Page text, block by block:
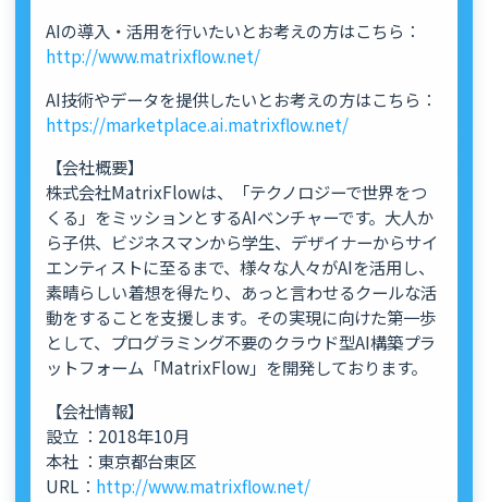
AIの導入・活用を行いたいとお考えの方はこちら：
http://www.matrixflow.net/
AI技術やデータを提供したいとお考えの方はこちら：
https://marketplace.ai.matrixflow.net/
【会社概要】
株式会社MatrixFlowは、「テクノロジーで世界をつ
くる」をミッションとするAIベンチャーです。大人か
ら子供、ビジネスマンから学生、デザイナーからサイ
エンティストに至るまで、様々な人々がAIを活用し、
素晴らしい着想を得たり、あっと言わせるクールな活
動をすることを支援します。その実現に向けた第一歩
として、プログラミング不要のクラウド型AI構築プラ
ットフォーム「MatrixFlow」を開発しております。
【会社情報】
設立 ：2018年10月
本社 ：東京都台東区
URL： http://www.matrixflow.net/